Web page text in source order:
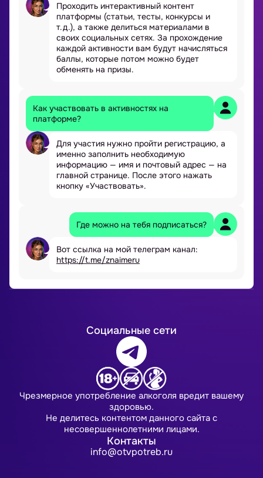
Проходить интерактивный контент
платформы (статьи, тесты, конкурсы и
т.д.), а также делиться материалами в
своих социальных сетях. За прохождение
каждой активности вам будут начисляться
баллы, которые потом можно будет
обменять на призы.
Как участвовать в активностях на
платформе?
Для участия нужно пройти регистрацию, а
именно заполнить необходимую
информацию — имя и почтовый адрес — на
главной странице. После этого нажать
кнопку «Участвовать».
Где можно на тебя подписаться?
Вот ссылка на мой телеграм канал:
https://t.me/znaimeru
Социальные сети
Чрезмерное употребление алкоголя вредит вашему
здоровью.
Не делитесь контентом данного сайта с
несовершеннолетними лицами.
Контакты
info@otvpotreb.ru